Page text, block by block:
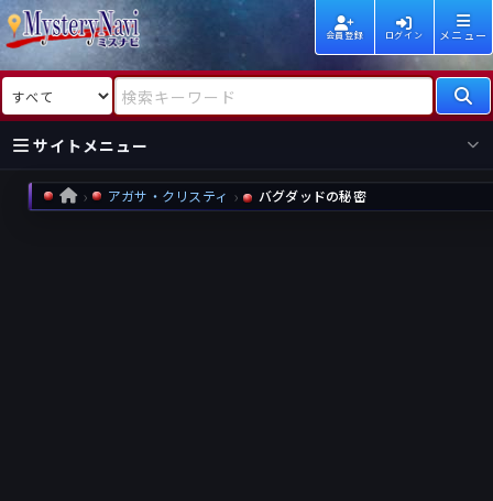
会員登録 ログイン メニュー
検索対象 検索キーワード
サイトメニュー
国内
海外
新着
HOME アガサ・クリスティ バグダッドの秘密